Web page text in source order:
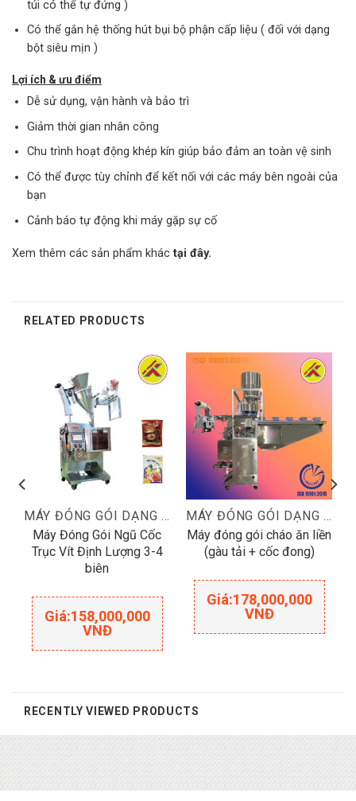
túi có thể tự đứng )
Có thể gắn hệ thống hút bụi bộ phận cấp liệu ( đối với dạng
bột siêu mịn )
Lợi ích & ưu điểm
Dễ sử dụng, vận hành và bảo trì
Giảm thời gian nhân công
Chu trình hoạt động khép kín giúp bảo đảm an toàn vệ sinh
Có thể được tùy chỉnh để kết nối với các máy bên ngoài của
bạn
Cảnh báo tự động khi máy gặp sự cố
Xem thêm các sản phẩm khác tại đây.
RELATED PRODUCTS
MÁY ĐÓNG GÓI DẠNG BỘT
Máy Đóng Gói Ngũ Cốc
Trục Vít Định Lượng 3-4
biên
Giá:158,000,000
VNĐ
MÁY ĐÓNG GÓI DẠNG HẠT
Máy đóng gói cháo ăn liền
(gàu tải + cốc đong)
Giá:178,000,000
VNĐ
RECENTLY VIEWED PRODUCTS